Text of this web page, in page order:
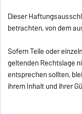
Dieser
betrachten, von dem
Sofern Teile oder
geltenden Rechtslage
entsprechen sollten,
ihrem Inhalt und ihrer